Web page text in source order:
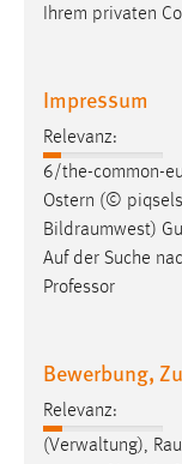
Ihrem privaten
Impressum
Relevanz:
6/the-common-
Ostern (©
Bildraumwest)
Auf der Suche
Professor
Bewerbung,
Relevanz:
(Verwaltung),